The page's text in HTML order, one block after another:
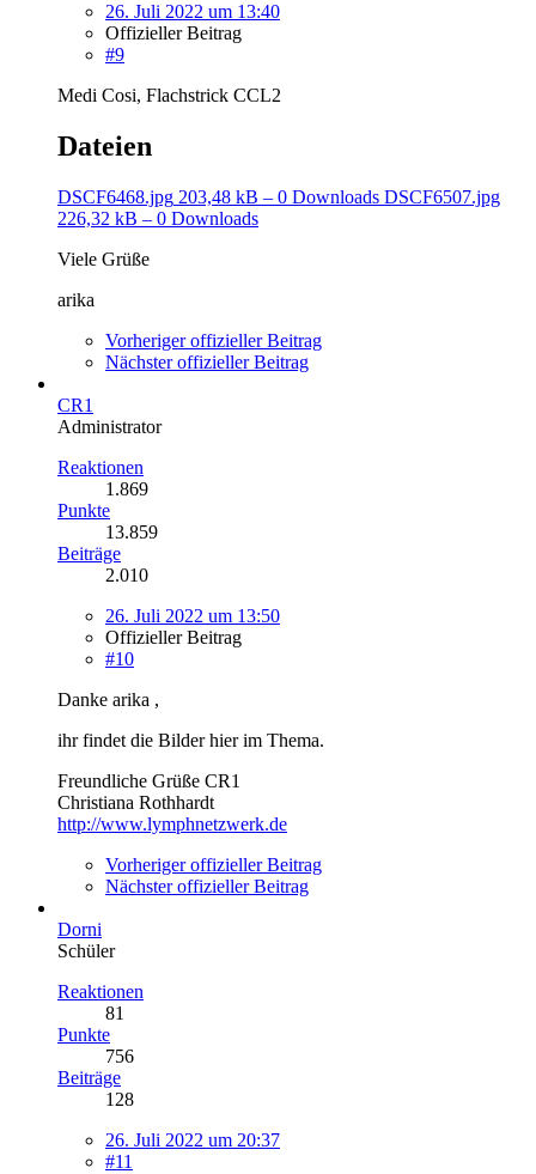
26. Juli 2022 um 13:40
Offizieller Beitrag
#9
Medi Cosi, Flachstrick CCL2
Dateien
DSCF6468.jpg 203,48 kB – 0 Downloads DSCF6507.jpg
226,32 kB – 0 Downloads
Viele Grüße
arika
Vorheriger offizieller Beitrag
Nächster offizieller Beitrag
CR1
Administrator
Reaktionen
1.869
Punkte
13.859
Beiträge
2.010
26. Juli 2022 um 13:50
Offizieller Beitrag
#10
Danke arika ,
ihr findet die Bilder hier im Thema.
Freundliche Grüße CR1
Christiana Rothhardt
http://www.lymphnetzwerk.de
Vorheriger offizieller Beitrag
Nächster offizieller Beitrag
Dorni
Schüler
Reaktionen
81
Punkte
756
Beiträge
128
26. Juli 2022 um 20:37
#11